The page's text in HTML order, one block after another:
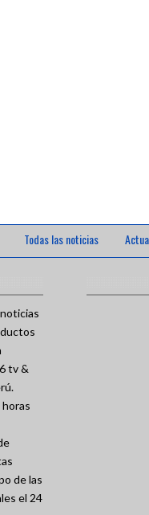
Todas las noticias
tv &
de las
el 24